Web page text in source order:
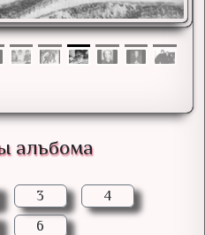
альбома
3
4
6